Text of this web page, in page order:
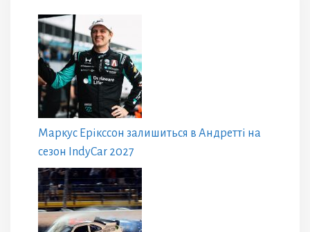
Маркус Ерікссон залишиться в Андретті на
сезон IndyCar 2027